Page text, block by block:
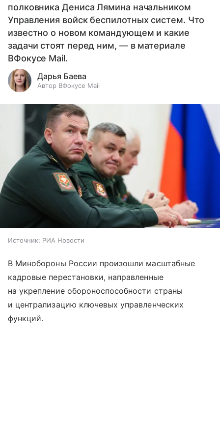
полковника Дениса Лямина начальником
Управления войск беспилотных систем. Что
известно о новом командующем и какие
задачи стоят перед ним, — в материале
ВФокусе Mail.
Дарья Баева
Автор ВФокусе Mail
Источник: РИА Новости
В Минобороны России произошли масштабные
кадровые перестановки, направленные
на укрепление обороноспособности страны
и централизацию ключевых управленческих
функций.